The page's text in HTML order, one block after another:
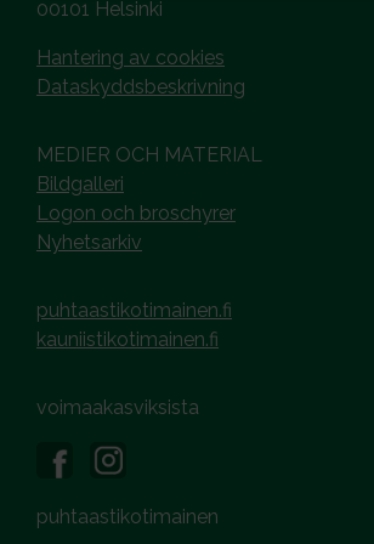
00101 Helsinki
Hantering av cookies
Dataskyddsbeskrivning
MEDIER OCH MATERIAL
Bildgalleri
Logon och broschyrer
Nyhetsarkiv
puhtaastikotimainen.fi
kauniistikotimainen.fi
voimaakasviksista
puhtaastikotimainen